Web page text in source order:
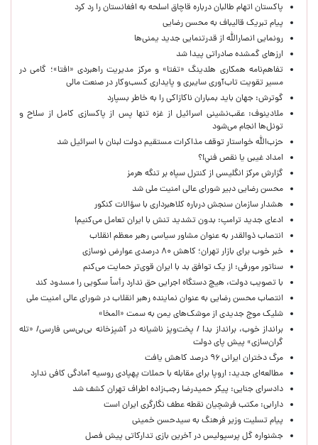
پاکستان اتهام طالبان درباره قاچاق اسلحه به افغانستان را رد کرد
پیام تبریک قالیباف به محسن رضایی
رونمایی انصارالله از قدرتنمایی جدید یمنی‌ها
ارزهای گمشده صادراتی پیدا شد
تفاهم‌نامه همکاری هلدینگ «تفتا» و مرکز مدیریت راهبردی «افتا»؛ گامی در
مسیر تقویت تاب‌آوری سایبری و پایداری کسب‌وکار در صنعت مالی
گوترش: جهان باید بمباران ناکازاکی را به‌ خاطر بسپارد
ملادینوف: عقب‌نشینی اسرائیل از غزه تنها پس از پاکسازی کامل از سلاح و
تونل‌ها انجام می‌شود
حزب‌الله خواستار توقف مذاکرات مستقیم دولت لبنان با اسرائیل شد
امداد غیبی يا نقص فني!؟
گزارش مرکز انگلیسی از کنترل سپاه بر تنگه هرمز
محسن رضایی دبیر شورای عالی امنیت ملی شد
هشدار سازمان سنجش درباره کلاهبرداری با سؤالات کنکور
ادعای جدید ترامپ: بدون تشدید تنش با ایران تعامل می‌کنیم!
انتصاب ذوالقدر به عنوان مشاور سیاسی رهبر معظم انقلاب
خبر خوب برای بازار تهران؛ کاهش ۸۰ درصدی عوارض نوسازی
سناتور مورفی: از یک توافق بد با ایران قوی‌تر حمایت می‌کنم
با تصویب دولت، هیچ دستگاه اجرایی حق ندارد رأساً سکویی را مسدود کند
انتصاب محسن رضایی به عنوان نماینده رهبر انقلاب در شورای عالی امنیت ملی
شلیک موج جدیدی از موشک‌های یمن به سمت «المخا»
برانداز خوب، برانداز بد! / پخت‌وپز ناشیانه در آشپزخانه‌ بی‌بی‌سی فارسی/ «تله
گران‌سازی» پیش پای دولت
مرگ دختران ایرانی ۹۶ درصد کاهش یافت
مطالعه‌ای جدید: اروپا برای مقابله با حملات پهپادی روسیه آمادگی کافی ندارد
دادسرای جنایی: پیکر حمیدرضا رجب‌زاده اطراف تهران کشف شد
دارابی: مکتب فرشچیان نقطه عطف نگارگری ایران است
پیام تسلیت وزیر فرهنگ به سیدحسن خمینی
جشنواره گل پرسپولیس در آخرین بازی تدارکاتی پیش فصل